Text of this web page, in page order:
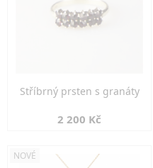
Stříbrný prsten s granáty
2 200 Kč
NOVÉ